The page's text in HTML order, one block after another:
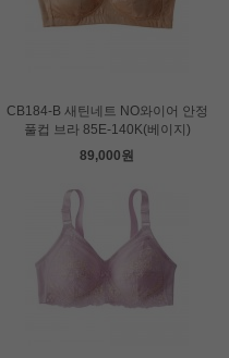
CB184-B 새틴네트 NO와이어 안정
풀컵 브라 85E-140K(베이지)
89,000원